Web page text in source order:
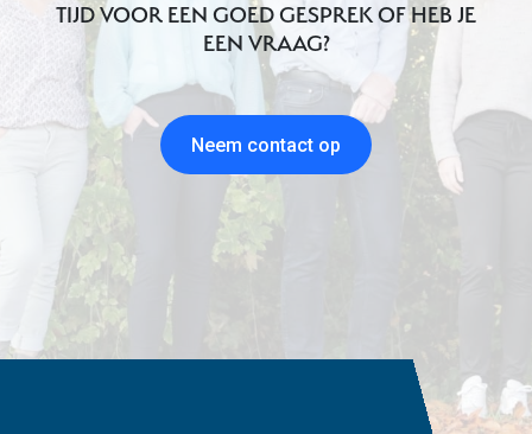
TIJD VOOR EEN GOED GESPREK OF HEB JE
EEN VRAAG?
Neem contact op